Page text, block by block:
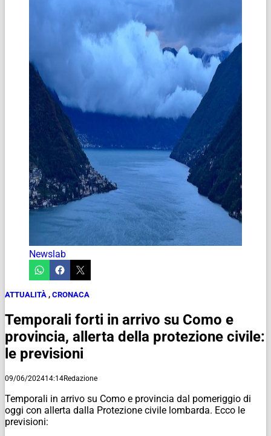
Newslab
ATTUALITÀ , CRONACA
Temporali forti in arrivo su Como e
provincia, allerta della protezione civile:
le previsioni
09/06/202414:14Redazione
Temporali in arrivo su Como e provincia dal pomeriggio di
oggi con allerta dalla Protezione civile lombarda. Ecco le
previsioni: